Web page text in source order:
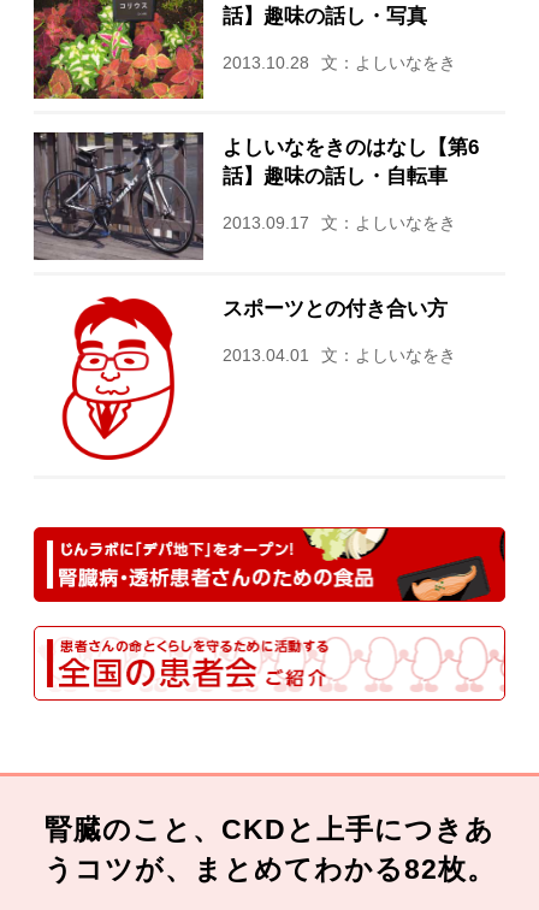
話】趣味の話し・写真
2013.10.28 文：よしいなをき
よしいなをきのはなし【第6
話】趣味の話し・自転車
2013.09.17 文：よしいなをき
スポーツとの付き合い方
2013.04.01 文：よしいなをき
腎臓のこと、CKDと上手につきあ
うコツが、まとめてわかる82枚。